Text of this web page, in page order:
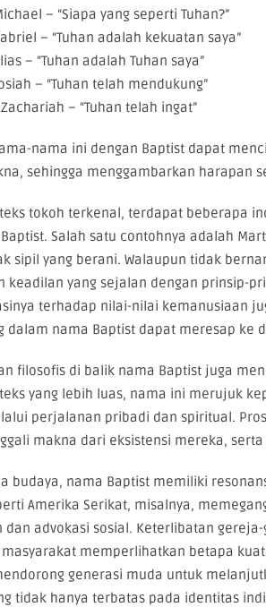
– “Siapa yang seperti Tuhan?”
– “Tuhan adalah kekuatan saya”
– “Tuhan adalah Tuhan saya”
– “Tuhan telah mendukung”
– “Tuhan telah ingat”
nama ini dengan Baptist dapat
sehingga menggambarkan harapan
tokoh terkenal, terdapat beberapa
Salah satu contohnya adalah
sipil yang berani. Walaupun tidak
keadilan yang sejalan dengan prinsip-
terhadap nilai-nilai kemanusiaan
dalam nama Baptist dapat meresap ke
filosofis di balik nama Baptist juga
yang lebih luas, nama ini merujuk
perjalanan pribadi dan spiritual.
makna dari eksistensi mereka,
budaya, nama Baptist memiliki
Amerika Serikat, misalnya,
dan advokasi sosial. Keterlibatan
memperlihatkan betapa
generasi muda untuk
tidak hanya terbatas pada identitas